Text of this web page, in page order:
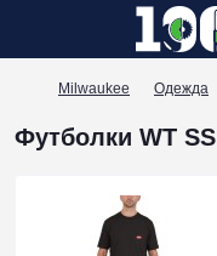
Milwaukee Одежда
Футболки WT SS